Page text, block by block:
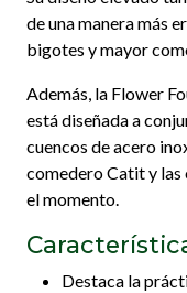
de una manera más
bigotes y mayor
Además, la Flower
está diseñada a
cuencos de acero
comedero Catit y
el momento.
Destaca la